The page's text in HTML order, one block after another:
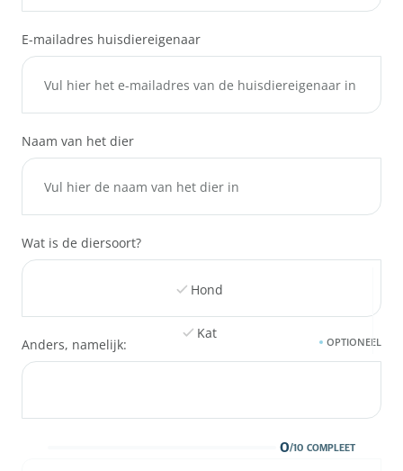
E-mailadres huisdiereigenaar
Naam van het dier
Wat is de diersoort?
Hond
Kat
Anders, namelijk: OPTIONEEL
0/10 COMPLEET